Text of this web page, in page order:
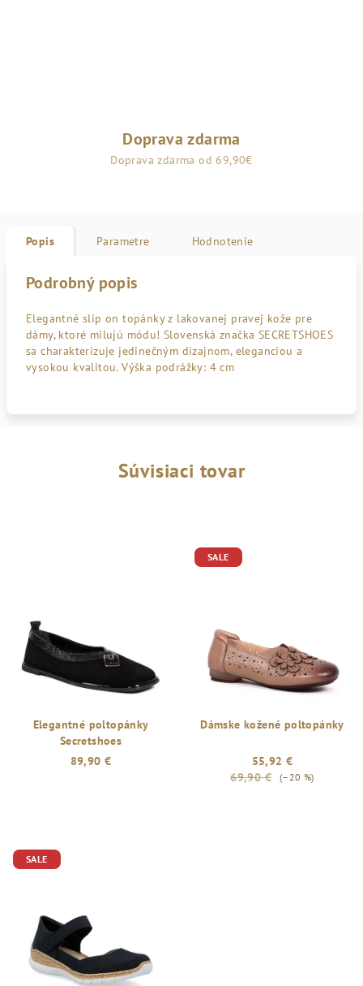
Doprava zdarma
Doprava zdarma od 69,90€
Popis Parametre Hodnotenie
Podrobný popis
Elegantné slip on topánky z lakovanej pravej kože pre
dámy, ktoré milujú módu! Slovenská značka SECRETSHOES
sa charakterizuje jedinečným dizajnom, eleganciou a
vysokou kvalitou. Výška podrážky: 4 cm
Súvisiaci tovar
Elegantné poltopánky
Secretshoes
89,90 €
SALE
Dámske kožené poltopánky
55,92 €
69,90 €
(–20 %)
SALE